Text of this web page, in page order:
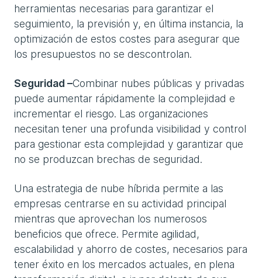
herramientas necesarias para garantizar el
seguimiento, la previsión y, en última instancia, la
optimización de estos costes para asegurar que
los presupuestos no se descontrolan.
Seguridad –Combinar nubes públicas y privadas
puede aumentar rápidamente la complejidad e
incrementar el riesgo. Las organizaciones
necesitan tener una profunda visibilidad y control
para gestionar esta complejidad y garantizar que
no se produzcan brechas de seguridad.
Una estrategia de nube híbrida permite a las
empresas centrarse en su actividad principal
mientras que aprovechan los numerosos
beneficios que ofrece. Permite agilidad,
escalabilidad y ahorro de costes, necesarios para
tener éxito en los mercados actuales, en plena